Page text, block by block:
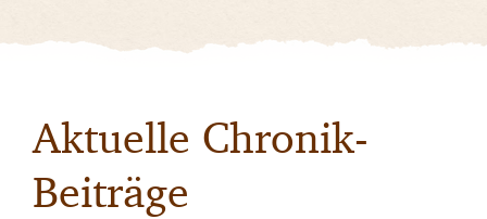
Aktuelle Chronik-
Beiträge